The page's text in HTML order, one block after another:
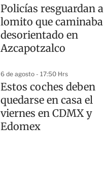
Policías resguardan a
lomito que caminaba
desorientado en
Azcapotzalco
6 de agosto - 17:50 Hrs
Estos coches deben
quedarse en casa el
viernes en CDMX y
Edomex